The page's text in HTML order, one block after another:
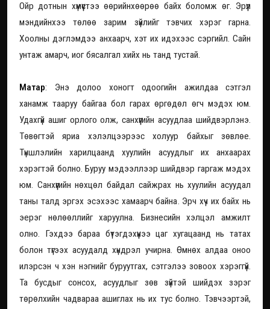
Ойр дотнын хүмүүстээ өөрийнхөөрөө байх боломж өг. Эрүүл
мэндийнхээ төлөө зарим зүйлийг тэвчих хэрэг гарна.
Хоолны дэглэмдээ анхаарч, хэт их идэхээс сэргийл. Сайн
унтаж амарч, иог бясалгал хийх нь танд тустай.
Матар: Энэ долоо хоногт одоогийн ажилдаа сэтгэл
ханамж тааруу байгаа бол гарах өргөдөл өгч мэдэх юм.
Удахгүй ашиг орлого олж, санхүүгийн асуудлаа шийдвэрлэнэ.
Төвөгтэй яриа хэлэлцээрээс холуур байхыг зөвлөе.
Түншлэлийн харилцаанд хуулийн асуудлыг их анхаарах
хэрэгтэй болно. Буруу мэдээллээр шийдвэр гаргаж мэдэх
юм. Санхүүгийн нөхцөл байдал сайжрах нь хуулийн асуудал
таны талд эргэх эсэхээс хамаарч байна. Эрч хүч их байх нь
эерэг нөлөөллийг харуулна. Бизнесийн хэлцэл амжилт
олно. Гэхдээ бараа бүтэгдэхүүнээ цаг хугацаанд нь татах
болон түгээх асуудалд хүндрэл учирна. Өмнөх алдаа оноо
илэрсэн ч хэн нэгнийг буруутгах, сэтгэлээ зовоох хэрэггүй.
Та бусдыг сонсох, асуудлыг зөв зүйтэй шийдэх зэрэг
төрөлхийн чадвараа ашиглах нь их тус болно. Тэвчээртэй,